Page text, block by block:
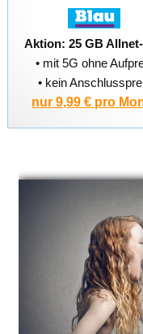
Aktion: 25 GB
• mit 5G ohne
• kein
nur 9,99 € pro